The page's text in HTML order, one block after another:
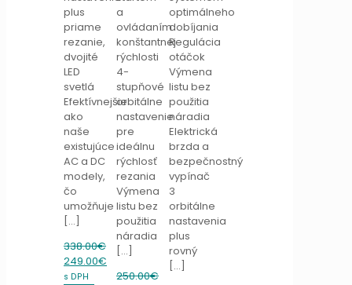
plus
priame
rezanie,
dvojité
LED
svetlá
Efektívnejšie
ako
naše
existujúce
AC a DC
modely,
čo
umožňuje
[…]
338.00€
Original
price
249.00€ Current
price
s DPH
a
ovládaním
konštantnej
rýchlosti
4-
stupňové
orbitálne
nastavenie
pre
ideálnu
rýchlosť
rezania
Výmena
listu bez
použitia
náradia
[…]
250.00€
optimálneho
dobíjania
Regulácia
otáčok
Výmena
listu bez
použitia
náradia
Elektrická
brzda a
bezpečnostný
vypínač
3
orbitálne
nastavenia
plus
rovný
[…]